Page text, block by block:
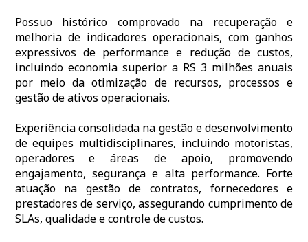
Possuo histórico comprovado na recuperação e
melhoria de indicadores operacionais, com ganhos
expressivos de performance e redução de custos,
incluindo economia superior a RS 3 milhões anuais
por meio da otimização de recursos, processos e
gestão de ativos operacionais.
Experiência consolidada na gestão e desenvolvimento
de equipes multidisciplinares, incluindo motoristas,
operadores e áreas de apoio, promovendo
engajamento, segurança e alta performance. Forte
atuação na gestão de contratos, fornecedores e
prestadores de serviço, assegurando cumprimento de
SLAs, qualidade e controle de custos.